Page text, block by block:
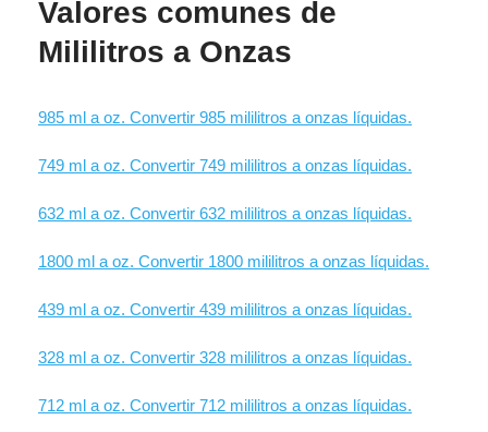
Valores comunes de
Mililitros a Onzas
985 ml a oz. Convertir 985 mililitros a onzas líquidas.
749 ml a oz. Convertir 749 mililitros a onzas líquidas.
632 ml a oz. Convertir 632 mililitros a onzas líquidas.
1800 ml a oz. Convertir 1800 mililitros a onzas líquidas.
439 ml a oz. Convertir 439 mililitros a onzas líquidas.
328 ml a oz. Convertir 328 mililitros a onzas líquidas.
712 ml a oz. Convertir 712 mililitros a onzas líquidas.